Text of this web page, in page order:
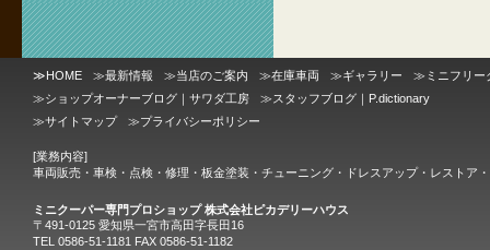
≫HOME ≫最新情報 ≫当店のご案内 ≫在庫車両 ≫ギャラリー ≫ ミニフリー
≫ショップオーナーブログ｜サワダ工房 ≫スタッフブログ｜P.dictionary
≫サイトマップ ≫プライバシーポリシー
[業務内容]
車両販売・車検・点検・修理・板金塗装・チューニング・ドレスアップ・レストア
ミニクーパー専門プロショップ 株式会社ピカデリーハウス
〒491-0125 愛知県一宮市高田字長田16
TEL 0586-51-1181 FAX 0586-51-1182